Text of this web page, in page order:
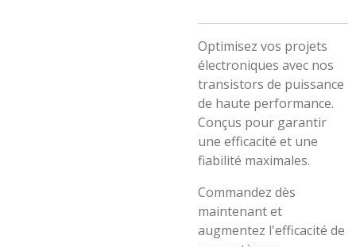
Optimisez vos projets
électroniques avec nos
transistors de puissance
de haute performance.
Conçus pour garantir
une efficacité et une
fiabilité maximales.
Commandez dès
maintenant et
augmentez l'efficacité de